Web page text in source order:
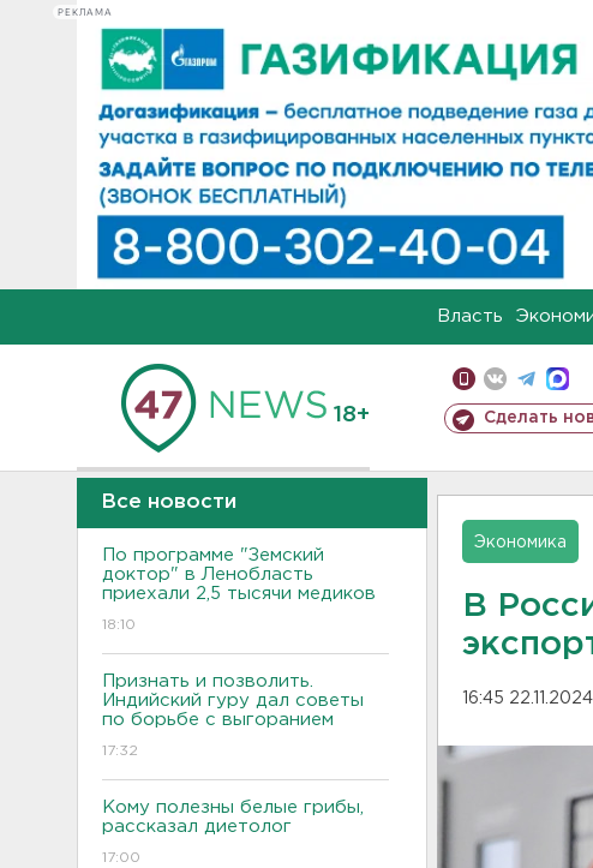
РЕКЛАМА
Власть
18+ Сделать
Все новости
По программе "Земский
доктор" в Ленобласть
приехали 2,5 тысячи медиков
18:10
Признать и позволить.
Индийский гуру дал советы
по борьбе с выгоранием
17:32
Кому полезны белые грибы,
рассказал диетолог
17:00
Экономика
В
16:45 22.11.2024